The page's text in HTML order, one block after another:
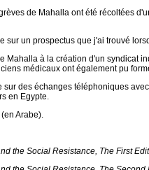
de Mahalla ont été récoltées
sur un prospectus que j'ai trouvé
Mahalla à la création d'un syndicat
médicaux ont également pu
sur des échanges téléphoniques
en Egypte.
(en Arabe).
the Social Resistance, The First